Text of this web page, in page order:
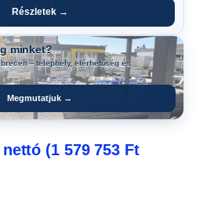
Részletek →
minket?
– telephely, elérhetőség és
Megmutatjuk →
nettó (1 579 753 Ft